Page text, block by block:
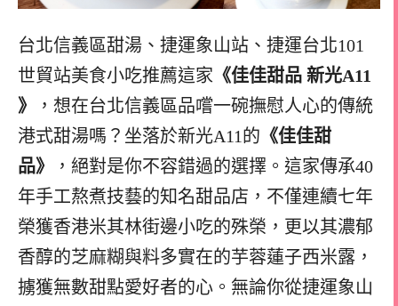
台北信義區甜湯、捷運象山站、捷運台北101
世貿站美食小吃推薦這家 《佳佳甜品 新光A11
》
，想在台北信義區品嚐一碗撫慰人心的傳統
港式甜湯嗎？坐落於新光A11的 《佳佳甜
品》
，絕對是你不容錯過的選擇。這家傳承40
年手工熬煮技藝的知名甜品店，不僅連續七年
榮獲香港米其林街邊小吃的殊榮，更以其濃郁
香醇的芝麻糊與料多實在的芋蓉蓮子西米露，
擄獲無數甜點愛好者的心。無論你從捷運象山